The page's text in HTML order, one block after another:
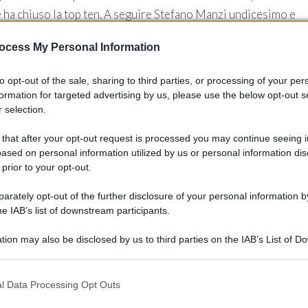
My Personal Information
opt-out of the sale, sharing to third parties, or processing of your
for targeted advertising by us, please use the below opt-out
selection.
that after your opt-out request is processed you may continue seeing
on personal information utilized by us or personal information
to your opt-out.
opt-out of the further disclosure of your personal information
IAB’s list of downstream participants.
may also be disclosed by us to third parties on the IAB’s List of
including but not limited to your visit or usage behaviour. You may
Data Processing Opt Outs
chiuso la top ten. A seguire Stefano Manzi undicesimo e
leadership nelMondiale Superbikee mette ulteriore
– Ducatisi tratta di una conferma della bontà del
V4 Rsu circuiti con caratteristiche diverse. Dall’altra
squadra BMW, che firma tre podi nell’intero weekend sul